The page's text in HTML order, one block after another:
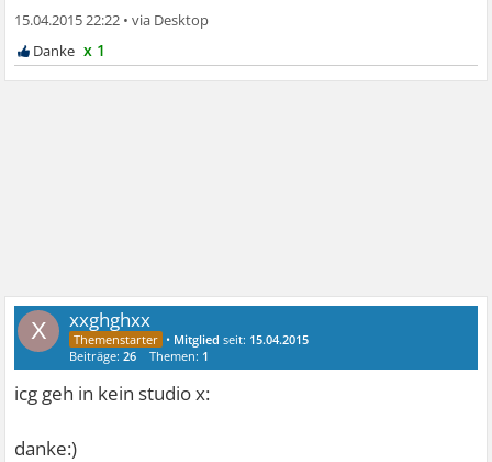
15.04.2015 22:22 •
x 1
X xxghghxx
• Mitglied seit: 15.04.2015
Beiträge:26 Themen: 1
icg geh in kein studio x:
danke:)